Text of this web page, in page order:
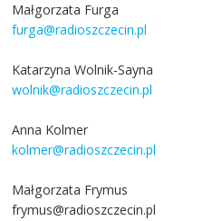
Małgorzata Furga
furga@radioszczecin.pl
Katarzyna Wolnik-Sayna
wolnik@radioszczecin.pl
Anna Kolmer
kolmer@radioszczecin.pl
Małgorzata Frymus
frymus@radioszczecin.pl